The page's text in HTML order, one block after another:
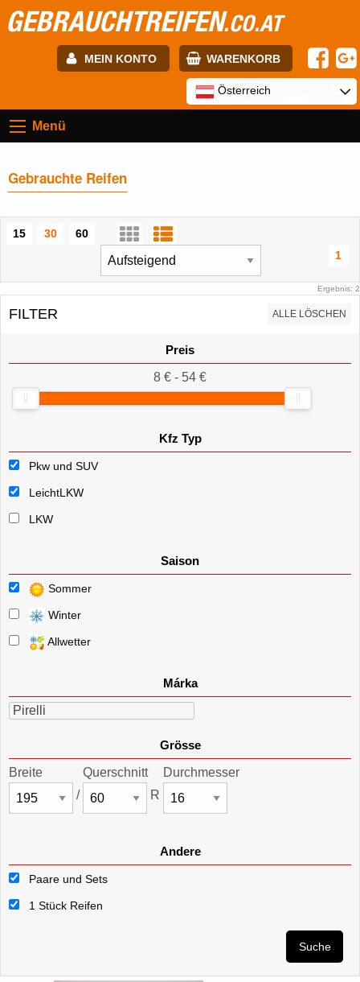
GEBRAUCHTREIFEN.CO.AT
MEIN KONTO WARENKORB
Passwort:
Österreich
Menü
Gebrauchte Reifen
15 30
60
1
Ergebnis: 2
FILTER ALLE LÖSCHEN
Preis
8 € - 54 €
Kfz Typ
Pkw und SUV
LeichtLKW
LKW
Saison
Sommer
Winter
Allwetter
Márka
Pirelli
Grösse
Breite
/
Querschnitt
R
Durchmesser
Andere
Paare und Sets
1 Stück Reifen
Suche